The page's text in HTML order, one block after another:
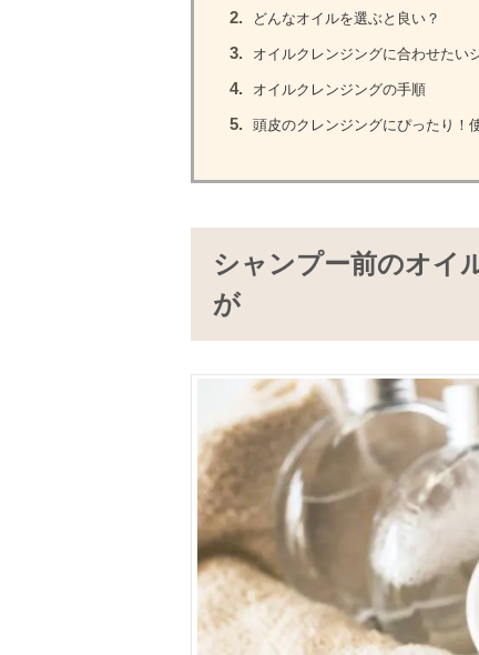
2. どんなオイルを選ぶと良い？
3. オイルクレンジングに合わせたい
4. オイルクレンジングの手順
5. 頭皮のクレンジングにぴったり！
シャンプー前のオイ
が